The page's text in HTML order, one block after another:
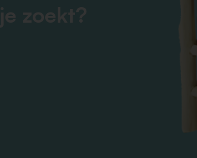
zoekt?